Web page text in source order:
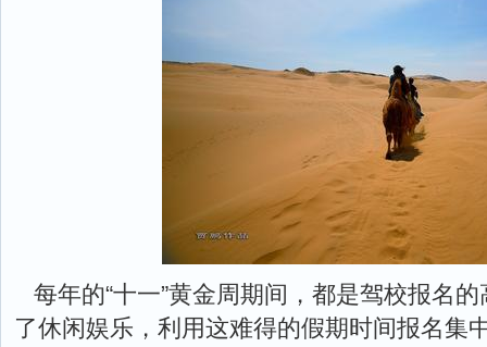
每年的“十一”黄金周期间，都是驾校报名
了休闲娱乐，利用这难得的假期时间报名集